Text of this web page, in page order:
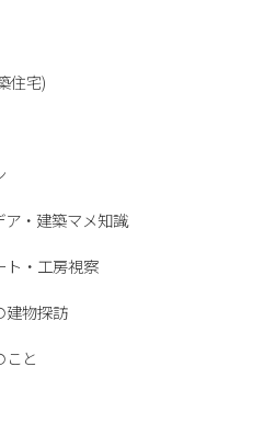
住宅)
・建築マメ知識
ト・工房視察
建物探訪
こと